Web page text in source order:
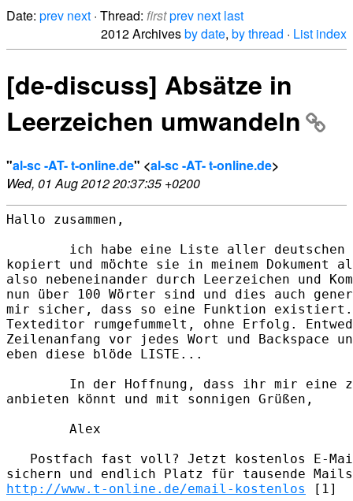
Date: prev next · Thread: firstprev next last
2012 Archivesby date, by thread · List index
[de-discuss] Absätze in
Leerzeichen umwandeln
"al-sc -AT- t-online.de" <al-sc -AT- t-online.de>
Wed, 01 Aug 2012 20:37:35 +0200
Hallo zusammen,
ich habe eine Liste aller
kopiert und möchte sie in meinem Dokument
also nebeneinander durch Leerzeichen und
nun über 100 Wörter sind und dies auch
mir sicher, dass so eine Funktion existiert.
Texteditor rumgefummelt, ohne Erfolg.
Zeilenanfang vor jedes Wort und Backspace
eben diese blöde LISTE...
In der Hoffnung, dass ihr mir eine
anbieten könnt und mit sonnigen Grüßen,
        Alex
Postfach fast voll? Jetzt kostenlos E-
http://www.t-online.de/email-kostenlos
[1]